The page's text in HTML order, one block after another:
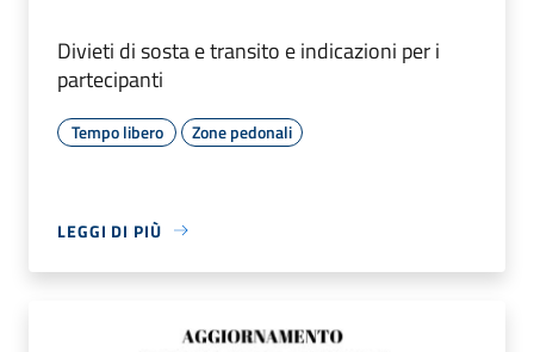
Divieti di sosta e transito e indicazioni per i
partecipanti
Tempo libero Zone pedonali
LEGGI DI PIÙ